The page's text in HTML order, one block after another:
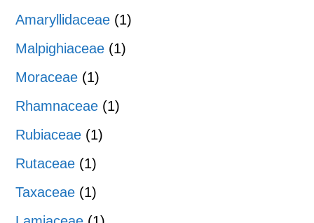
Amaryllidaceae (1)
Malpighiaceae (1)
Moraceae (1)
Rhamnaceae (1)
Rubiaceae (1)
Rutaceae (1)
Taxaceae (1)